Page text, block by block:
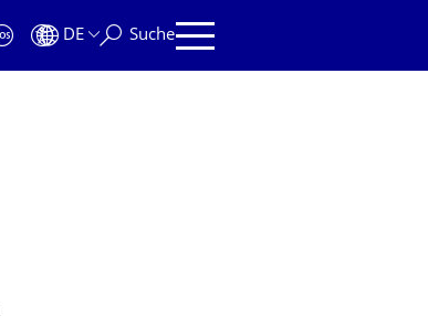
DE Suche